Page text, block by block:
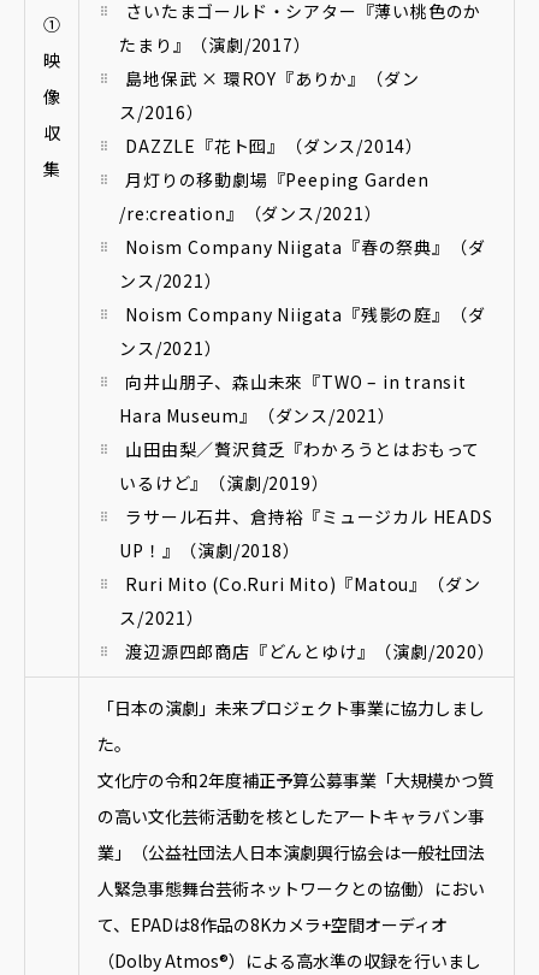
①
映
像
収
集
さいたまゴールド・シアター『薄い桃色のか
たまり』（演劇/2017）
島地保武 × 環ROY『ありか』（ダン
ス/2016）
DAZZLE『花ト囮』（ダンス/2014）
月灯りの移動劇場『Peeping Garden
/re:creation』（ダンス/2021）
Noism Company Niigata『春の祭典』（ダ
ンス/2021）
Noism Company Niigata『残影の庭』（ダ
ンス/2021）
向井山朋子、森山未來『TWO – in transit
Hara Museum』（ダンス/2021）
山田由梨／贅沢貧乏『わかろうとはおもって
いるけど』（演劇/2019）
ラサール石井、倉持裕『ミュージカル HEADS
UP！』（演劇/2018）
Ruri Mito (Co.Ruri Mito)『Matou』（ダン
ス/2021）
渡辺源四郎商店『どんとゆけ』（演劇/2020）
「日本の演劇」未来プロジェクト事業に協力しまし
た。
文化庁の令和2年度補正予算公募事業「大規模かつ質
の高い文化芸術活動を核としたアートキャラバン事
業」（公益社団法人日本演劇興行協会は一般社団法
人緊急事態舞台芸術ネットワークとの協働）におい
て、EPADは8作品の8Kカメラ+空間オーディオ
（Dolby Atmos®️）による高水準の収録を行いまし